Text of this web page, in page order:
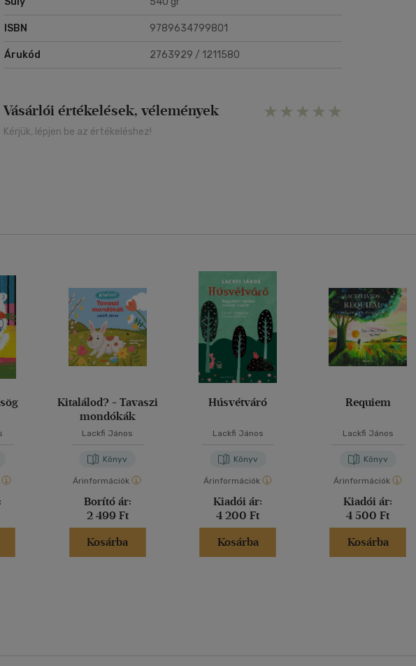
ISBN 9789634799801
Árukód 2763929 / 1211580
Vásárlói értékelések, vélemények
Kérjük, lépjen be az értékeléshez!
Kitalálod? - Tavaszi
mondókák
Lackfi János
Könyv
Árinformációk
Borító ár:
2 499 Ft
Kosárba
Húsvétváró
Lackfi János
Könyv
Árinformációk
Kiadói ár:
4 200 Ft
Kosárba
Requiem
Lackfi János
Könyv
Árinformációk
Kiadói ár:
4 500 Ft
Kosárba